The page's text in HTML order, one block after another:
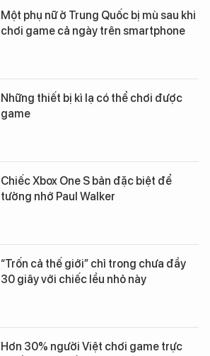
Một phụ nữ ở Trung Quốc bị mù sau khi
chơi game cả ngày trên smartphone
Những thiết bị kì lạ có thể chơi được
game
Chiếc Xbox One S bản đặc biệt để
tưởng nhớ Paul Walker
“Trốn cả thế giới” chỉ trong chưa đầy
30 giây với chiếc lều nhỏ này
Hơn 30% người Việt chơi game trực